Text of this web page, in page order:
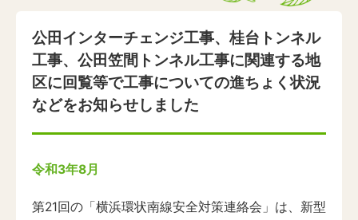
公田インターチェンジ工事、桂台トンネル
工事、公田笠間トンネル工事に関連する地
区に回覧等で工事についての進ちょく状況
などをお知らせしました
令和3年8月
第21回の「横浜環状南線安全対策連絡会」は、新型